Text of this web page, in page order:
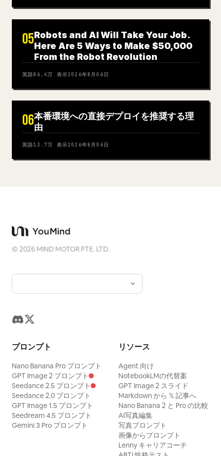
05Robots and AI Will Take Your Job.
Here Are 5 Ways to Make $50,000
From the Robot Revolution
英語86.4万 表示2026年8月06日
06本番環境への直接デプロイを推奨する理
由
英語13.7万 表示2026年8月06日
©2026 MIND MOTOR PTE. LTD.
プロンプト
Nano Banana Pro プロンプト
GPT Image 2 プロンプト
Seedance 2.5 プロンプト
Seedance 2.0 プロンプト
GPT Image 1.5 プロンプト
Seedream 4.5 プロンプト
Gemini 3 Pro プロンプト
リソース
Agent 向け
NotebookLMの代替案
GPT Image 2 スライド
Markdown から 𝕏 記事へ
Nano Banana 2 と Pro の比較
AI写真編集
写真プロンプト
画像からプロンプト
Lenny キャリアコーチ